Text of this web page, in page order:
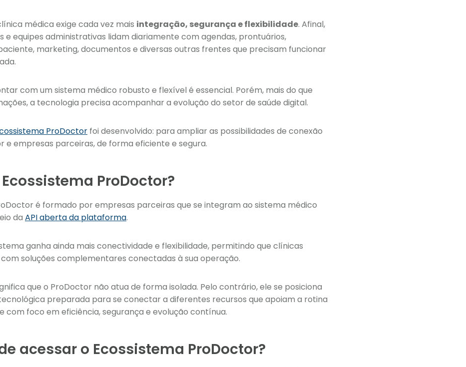
médica exige cada vez mais integração, segurança e flexibilidade. Afinal,
e equipes administrativas lidam diariamente com agendas, prontuários,
marketing, documentos e diversas outras frentes que precisam funcionar
com um sistema médico robusto e flexível é essencial. Porém, mais do que
a tecnologia precisa acompanhar a evolução do setor de saúde digital.
ProDoctor foi desenvolvido: para ampliar as possibilidades de conexão
e empresas parceiras, de forma eficiente e segura.
ProDoctor?
é formado por empresas parceiras que se integram ao sistema médico
da API aberta da plataforma.
ganha ainda mais conectividade e flexibilidade, permitindo que clínicas
soluções complementares conectadas à sua operação.
que o ProDoctor não atua de forma isolada. Pelo contrário, ele se posiciona
preparada para se conectar a diferentes recursos que apoiam a rotina
com foco em eficiência, segurança e evolução contínua.
acessar o Ecossistema ProDoctor?